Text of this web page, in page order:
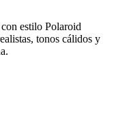
estilo Polaroid
tonos cálidos y